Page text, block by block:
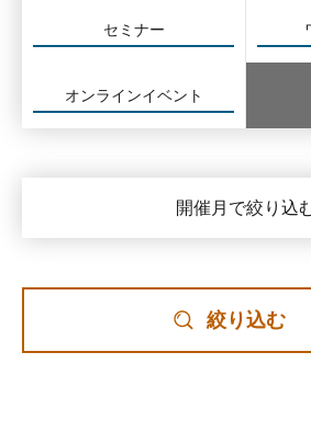
セミナー
オンラインイベント
開催月で絞り込
絞り込む